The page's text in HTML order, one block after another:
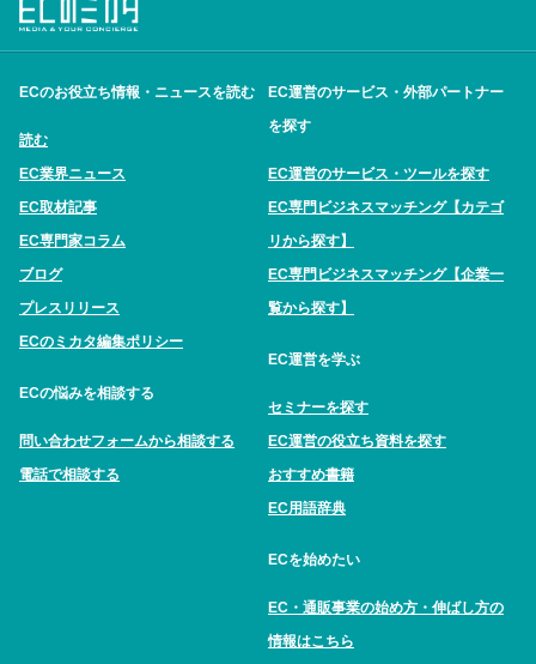
ECのお役立ち情報・ニュースを読む
読む
EC業界ニュース
EC取材記事
EC専門家コラム
ブログ
プレスリリース
ECのミカタ編集ポリシー
ECの悩みを相談する
問い合わせフォームから相談する
電話で相談する
EC運営のサービス・外部パートナー
を探す
EC運営のサービス・ツールを探す
EC専門ビジネスマッチング【カテゴ
リから探す】
EC専門ビジネスマッチング【企業一
覧から探す】
EC運営を学ぶ
セミナーを探す
EC運営の役立ち資料を探す
おすすめ書籍
EC用語辞典
ECを始めたい
EC・通販事業の始め方・伸ばし方の
情報はこちら